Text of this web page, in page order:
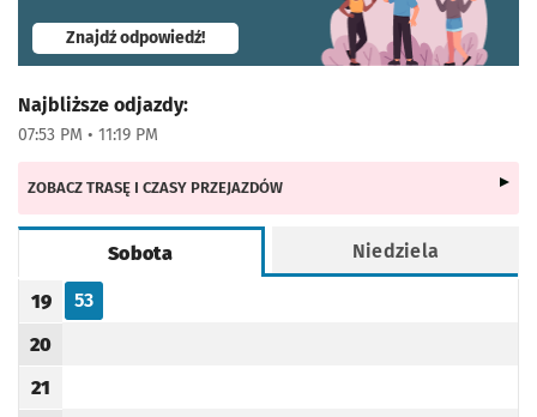
Znajdź odpowiedź!- otworzy się w nowej karcie
Najbliższe odjazdy:
07:53 PM • 11:19 PM
ZOBACZ TRASĘ I CZASY PRZEJAZDÓW
Sobota
Niedziela
Rozkład jazdy -
Godzina odjazdu
19
Odjazd
53
minut po godzinie 19
Godzina odjazdu
20
Godzina odjazdu
21